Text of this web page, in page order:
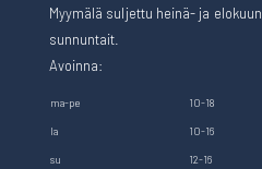
Myymälä suljettu heinä- ja elokuun
sunnuntait.
Avoinna:
ma-pe 10-18
la 10-16
su 12-16